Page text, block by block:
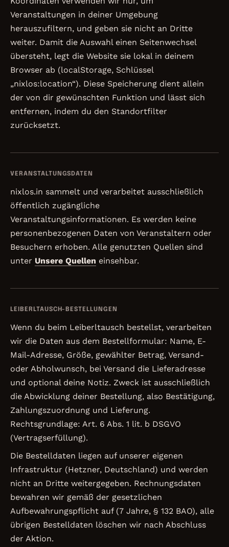
Veranstaltungen in deiner Umgebung
herauszufiltern, und geben sie nicht an Dritte
weiter. Damit die Auswahl einen Seitenwechsel
übersteht, legt die Website sie lokal in deinem
Browser ab (localStorage, Schlüssel
„nixlos:location“). Diese Speicherung dient allein
der von dir gewünschten Funktion und lässt sich
entfernen, indem du den Standortfilter
zurücksetzt.
VERANSTALTUNGSDATEN
nixlos.in sammelt und verarbeitet ausschließlich
öffentlich zugängliche
Veranstaltungsinformationen. Es werden keine
personenbezogenen Daten von Veranstaltern oder
Besuchern erhoben. Alle genutzten Quellen sind
unter Unsere Quellen einsehbar.
LEIBERLTAUSCH-BESTELLUNGEN
Wenn du beim Leiberltausch bestellst, verarbeiten
wir die Daten aus dem Bestellformular: Name, E-
Mail-Adresse, Größe, gewählter Betrag, Versand-
oder Abholwunsch, bei Versand die Lieferadresse
und optional deine Notiz. Zweck ist ausschließlich
die Abwicklung deiner Bestellung, also Bestätigung,
Zahlungszuordnung und Lieferung.
Rechtsgrundlage: Art. 6 Abs. 1 lit. b DSGVO
(Vertragserfüllung).
Die Bestelldaten liegen auf unserer eigenen
Infrastruktur (Hetzner, Deutschland) und werden
nicht an Dritte weitergegeben. Rechnungsdaten
bewahren wir gemäß der gesetzlichen
Aufbewahrungspflicht auf (7 Jahre, § 132 BAO), alle
übrigen Bestelldaten löschen wir nach Abschluss
der Aktion.